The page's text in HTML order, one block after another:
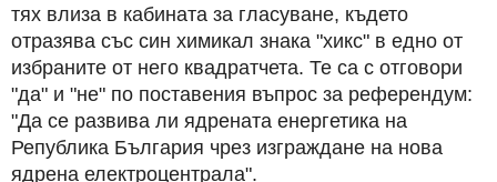
тях влиза в кабината за гласуване, където
отразява със син химикал знака "хикс" в едно от
избраните от него квадратчета. Те са с отговори
"да" и "не" по поставения въпрос за референдум:
"Да се развива ли ядрената енергетика на
Република България чрез изграждане на нова
ядрена електроцентрала".